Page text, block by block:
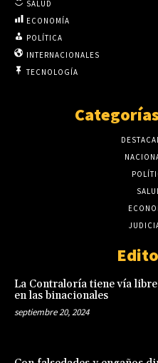
SALUD
ECONOMÍA
POLÍTICA
INTERNACIONALES
TECNOLOGÍA
La Contraloría tiene vía
en las binacionales
septiembre 20, 2024